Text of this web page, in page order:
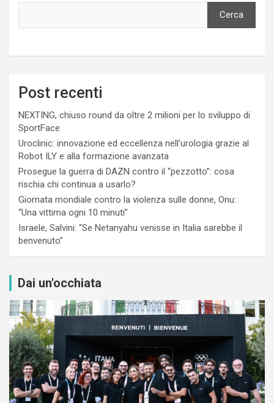
Cerca
Post recenti
NEXTING, chiuso round da oltre 2 milioni per lo sviluppo di
SportFace
Uroclinic: innovazione ed eccellenza nell’urologia grazie al
Robot ILY e alla formazione avanzata
Prosegue la guerra di DAZN contro il “pezzotto”: cosa
rischia chi continua a usarlo?
Giornata mondiale contro la violenza sulle donne, Onu:
“Una vittima ogni 10 minuti”
Israele, Salvini: “Se Netanyahu venisse in Italia sarebbe il
benvenuto”
Dai un'occhiata